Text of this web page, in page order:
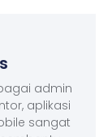
admin
aplikasi
sangat